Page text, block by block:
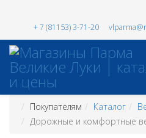
+ 7 (81153) 3-71-20
Покупателям Каталог
Дорожные и комфортные